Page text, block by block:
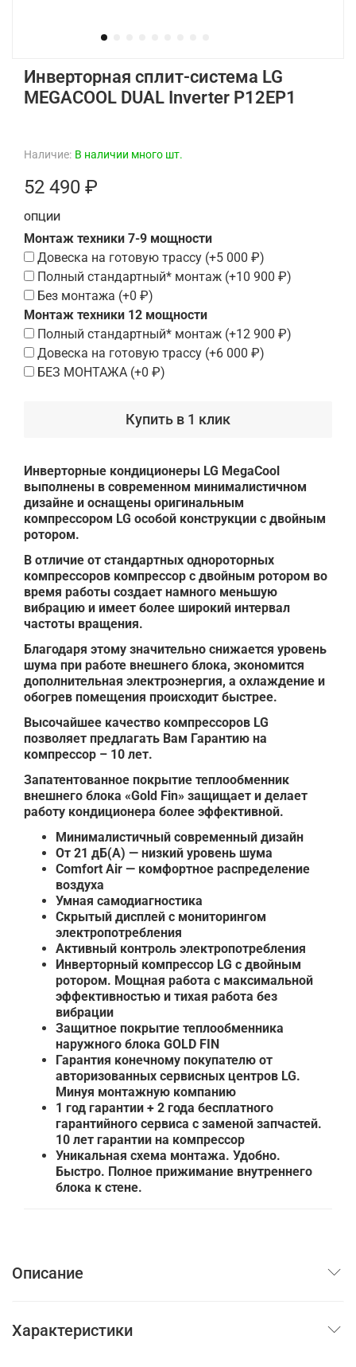
Наличие: В наличии много шт.
Инверторная сплит-система LG
MEGACOOL DUAL Inverter P12EP1
52 490 ₽
Купить в 1 клик
ОПЦИИ
Монтаж техники 7-9 мощности
Довеска на готовую трассу (+5 000 ₽)
Полный стандартный* монтаж (+10 900 ₽)
Без монтажа (+0 ₽)
Монтаж техники 12 мощности
Полный стандартный* монтаж (+12 900 ₽)
Довеска на готовую трассу (+6 000 ₽)
БЕЗ МОНТАЖА (+0 ₽)
Инверторные кондиционеры LG MegaCool
выполнены в современном минималистичном
дизайне и оснащены оригинальным
компрессором LG особой конструкции с двойным
ротором.
В отличие от стандартных однороторных
компрессоров компрессор с двойным ротором во
время работы создает намного меньшую
вибрацию и имеет более широкий интервал
частоты вращения.
Благодаря этому значительно снижается уровень
шума при работе внешнего блока, экономится
дополнительная электроэнергия, а охлаждение и
обогрев помещения происходит быстрее.
Высочайшее качество компрессоров LG
позволяет предлагать Вам Гарантию на
компрессор – 10 лет.
Запатентованное покрытие теплообменник
внешнего блока «Gold Fin» защищает и делает
работу кондиционера более эффективной.
Минималистичный современный дизайн
От 21 дБ(А) — низкий уровень шума
Comfort Air — комфортное распределение
воздуха
Умная самодиагностика
Скрытый дисплей с мониторингом
электропотребления
Активный контроль электропотребления
Инверторный компрессор LG с двойным
ротором. Мощная работа с максимальной
эффективностью и тихая работа без
вибрации
Защитное покрытие теплообменника
наружного блока GOLD FIN
Гарантия конечному покупателю от
авторизованных сервисных центров LG.
Минуя монтажную компанию
1 год гарантии + 2 года бесплатного
гарантийного сервиса с заменой запчастей.
10 лет гарантии на компрессор
Уникальная схема монтажа. Удобно.
Быстро. Полное прижимание внутреннего
блока к стене.
Описание
Характеристики